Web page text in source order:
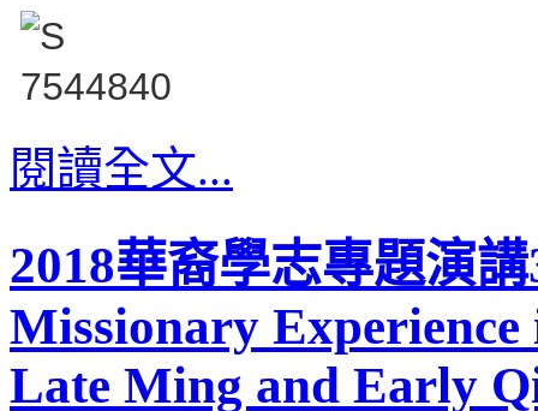
閱讀全文...
2018華裔學志專題演
Missionary
Late Ming and Early